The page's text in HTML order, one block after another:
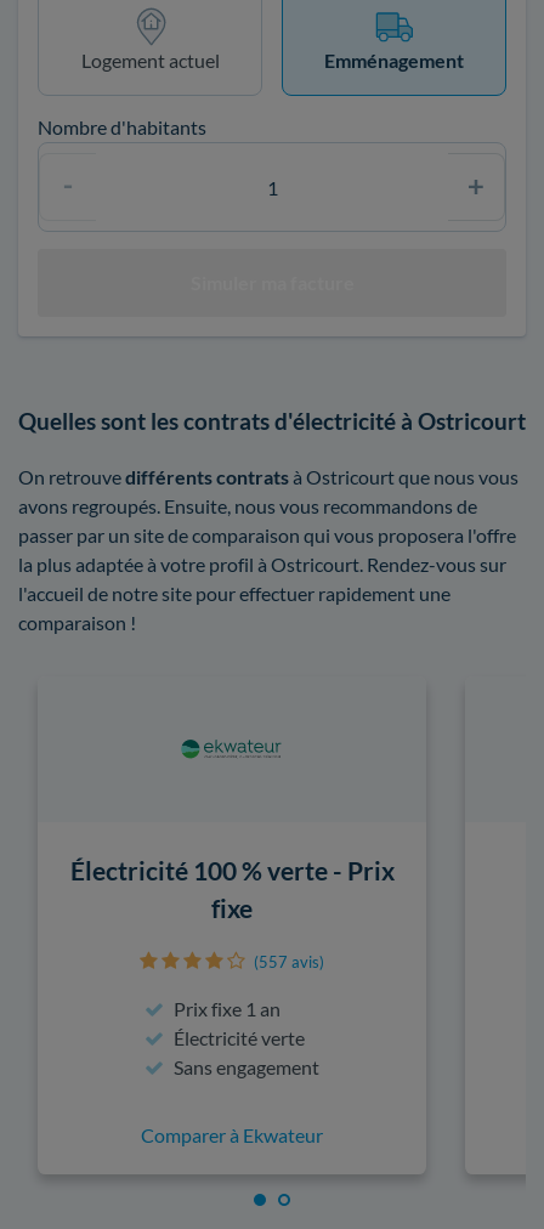
Logement actuel Emménagement
Nombre d'habitants
Quelles sont les contrats d'électricité à Ostricourt
On retrouvedifférents contratsà Ostricourt que nous vous
avons regroupés. Ensuite, nous vous recommandons de
passer par un site de comparaison qui vous proposera l'offre
la plus adaptée à votre profil à Ostricourt. Rendez-vous sur
l'accueil de notre site pour effectuer rapidement une
comparaison !
Électricité 100 % verte - Prix
fixe
(557 avis)
Prix fixe 1 an
Électricité verte
Sans engagement
Comparer à Ekwateur